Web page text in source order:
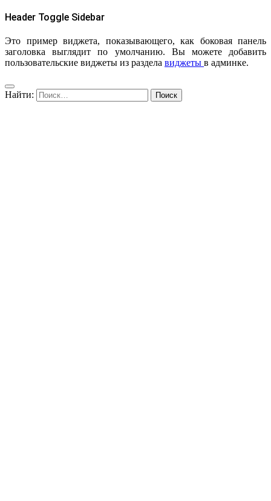
Header Toggle Sidebar
Это пример виджета, показывающего, как боковая панель
заголовка выглядит по умолчанию. Вы можете добавить
пользовательские виджеты из раздела виджеты в админке.
Найти: